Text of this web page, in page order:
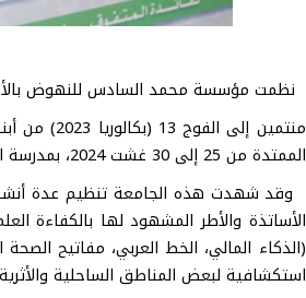
نظمت مؤسسة محمد السادس للنهوض بالأعمال
منتمين
الممتدة من 25 إلى 30 غشت 2024، بمدرسة ابن رُشَيْد السبتي الخاصة للتعليم العتيق (فرع معهد الإمام نافع) بطنجة.
وقد شهدت هذه الجامعة تنظيم عدة
الأساتذة والأطر المشهود لها بالكفاءة
(الذكاء المالي، الخط العربي، مفاتيح
استكشافية لبعض المناطق الساحلية